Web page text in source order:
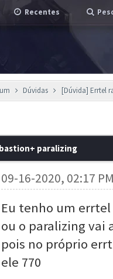
Recentes
Dúvidas [Dúvida] Errtel
paralizing
09-16-2020, 02:17
Eu tenho um
ou o paralizing vai
pois no próprio
ele 770